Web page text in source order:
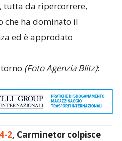
tutta da ripercorrere,
che ha dominato il
ed è approdato
(Foto Agenzia Blitz):
2, Carminetor colpisce